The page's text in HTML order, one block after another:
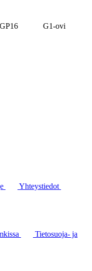
G1-ovi
Yhteystiedot
Tietosuoja- ja